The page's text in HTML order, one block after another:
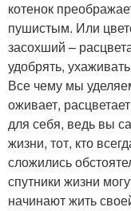
котенок
пушистым. Или
засохший –
удобрять,
Все чему мы
оживает,
для себя, ведь вы
жизни, тот, кто
сложились
спутники жизни
начинают жить